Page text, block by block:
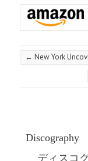
← New York
Discography
ディスコ